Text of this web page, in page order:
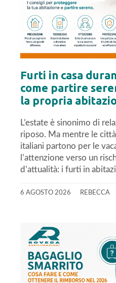
Furti in casa
come partire
la propria
L’estate è sinonimo di
riposo. Ma mentre le
italiani partono per le
l’attenzione verso un
d’attualità: i furti in
6 AGOSTO 2026 REBECCA